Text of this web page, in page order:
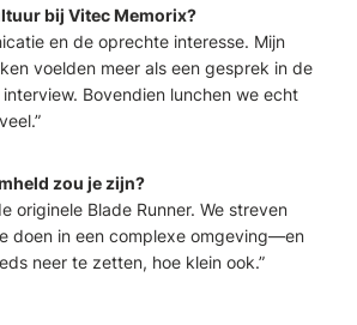
bij Vitec Memorix?
en de oprechte interesse. Mijn
voelden meer als een gesprek in de
Bovendien lunchen we echt
zou je zijn?
originele Blade Runner. We streven
doen in een complexe omgeving—en
neer te zetten, hoe klein ook.”